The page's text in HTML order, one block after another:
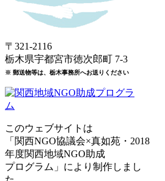
〒321-2116
栃木県宇都宮市徳次郎町 7-3
※ 郵送物等は、栃木事務所へお送りください
このウェブサイトは
「関西NGO協議会×真如苑・2018
年度関西地域NGO助成
プログラム」により制作しまし